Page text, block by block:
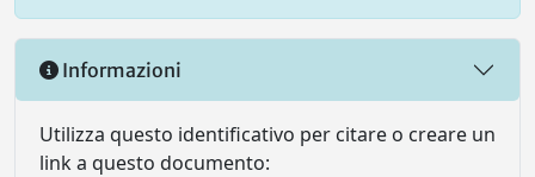
Informazioni
Utilizza questo identificativo per citare o creare un
link a questo documento: